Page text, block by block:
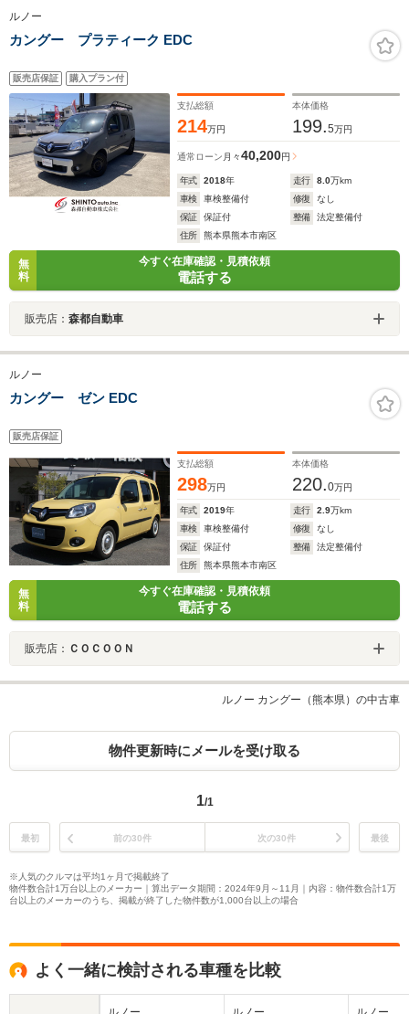
ルノー
カングー プラティーク EDC
販売店保証 購入プラン付
支払総額
214万円
本体価格
199.5万円
通常ローン 月々40,200円
年式 2018年 走行 8.0万km
車検
車検整備付 修復
なし
保証
保証付 整備
法定整備付
住所
熊本県熊本市南区
無
料
今すぐ在庫確認・見積依頼
電話する
販売店： 森都自動車
ルノー
カングー ゼン EDC
販売店保証
支払総額
298万円
本体価格
220.0万円
年式 2019年 走行 2.9万km
車検
車検整備付 修復
なし
保証
保証付 整備
法定整備付
住所
熊本県熊本市南区
無
料
今すぐ在庫確認・見積依頼
電話する
販売店： ＣＯＣＯＯＮ
ルノー カングー（熊本県）の中古車
物件更新時にメールを受け取る
1/1
最初 前の30件 次の30件 最後
※人気のクルマは平均1ヶ月で掲載終了
物件数合計1万台以上のメーカー｜算出データ期間：2024年9月～11月｜内容：物件数合計1万
台以上のメーカーのうち、掲載が終了した物件数が1,000台以上の場合
よく一緒に検討される車種を比較